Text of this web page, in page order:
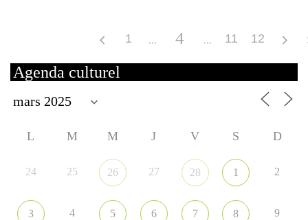
1 4 11 12
Agenda culturel
L M M J V S D
24 25 26 27 28 1 2
3 4 5 6 7 8 9